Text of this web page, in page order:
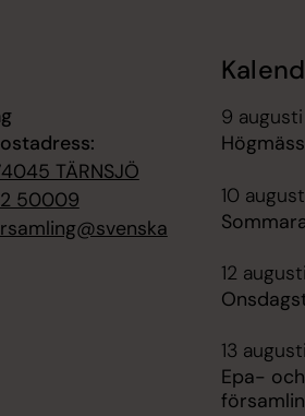
TÄRNSJÖ
50009
9 augusti
10
12
13
Epa-